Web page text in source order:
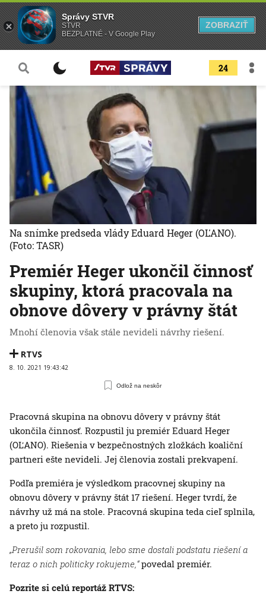
24
Premiér Heger ukončil činnosť
skupiny, ktorá pracovala na
obnove dôvery v právny štát
Mnohí členovia však stále nevideli návrhy riešení.
RTVS
8. 10. 2021 19:43:42
Odlož na neskôr
Na snímke predseda vlády Eduard Heger (OĽANO).
(Foto: TASR)
Pracovná skupina na obnovu dôvery v právny štát
ukončila činnosť. Rozpustil ju premiér Eduard Heger
(OĽANO). Riešenia v bezpečnostných zložkách koaliční
partneri ešte nevideli. Jej členovia zostali prekvapení.
Podľa premiéra je výsledkom pracovnej skupiny na
obnovu dôvery v právny štát 17 riešení. Heger tvrdí, že
návrhy už má na stole. Pracovná skupina teda cieľ splnila,
a preto ju rozpustil.
„Prerušil som rokovania, lebo sme dostali podstatu riešení a
teraz o nich politicky rokujeme,“povedal premiér.
Pozrite si celú reportáž RTVS:
Správy STVR
STVR
BEZPLATNÉ - V Google Play
ZOBRAZIŤ